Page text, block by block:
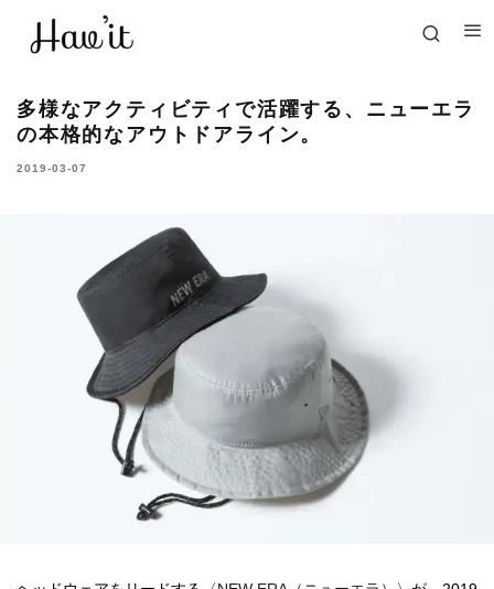
多様なアクティビティで活躍する、ニューエラ
の本格的なアウトドアライン。
2019-03-07